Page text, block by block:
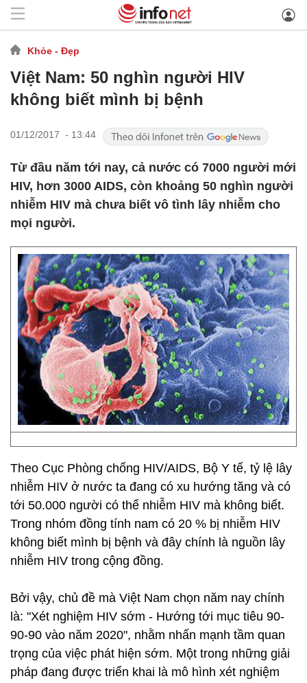
Khỏe - Đẹp
Việt Nam: 50 nghìn người HIV
không biết mình bị bệnh
01/12/2017 - 13:44
Từ đầu năm tới nay, cả nước có 7000 người mới
HIV, hơn 3000 AIDS, còn khoảng 50 nghìn người
nhiễm HIV mà chưa biết vô tình lây nhiễm cho
mọi người.
Theo Cục Phòng chống HIV/AIDS, Bộ Y tế, tỷ lệ lây
nhiễm HIV ở nước ta đang có xu hướng tăng và có
tới 50.000 người có thể nhiễm HIV mà không biết.
Trong nhóm đồng tính nam có 20 % bị nhiễm HIV
không biết mình bị bệnh và đây chính là nguồn lây
nhiễm HIV trong cộng đồng.
Bởi vậy, chủ đề mà Việt Nam chọn năm nay chính
là: "Xét nghiệm HIV sớm - Hướng tới mục tiêu 90-
90-90 vào năm 2020", nhằm nhấn mạnh tầm quan
trọng của việc phát hiện sớm. Một trong những giải
pháp đang được triển khai là mô hình xét nghiệm